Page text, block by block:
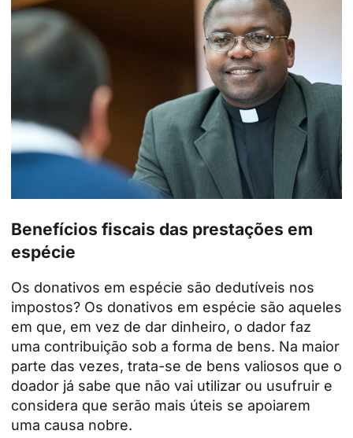
Benefícios fiscais das prestações em
espécie
Os donativos em espécie são dedutíveis nos
impostos? Os donativos em espécie são aqueles
em que, em vez de dar dinheiro, o dador faz
uma contribuição sob a forma de bens. Na maior
parte das vezes, trata-se de bens valiosos que o
doador já sabe que não vai utilizar ou usufruir e
considera que serão mais úteis se apoiarem
uma causa nobre.